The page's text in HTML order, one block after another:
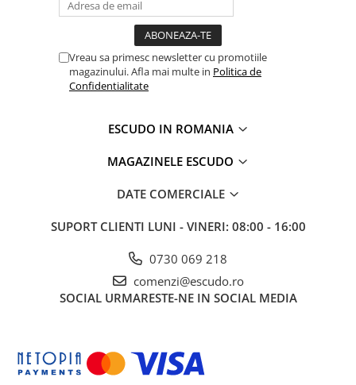
Vreau sa primesc newsletter cu promotiile
magazinului. Afla mai multe in Politica de
Confidentialitate
ESCUDO IN ROMANIA
MAGAZINELE ESCUDO
DATE COMERCIALE
SUPORT CLIENTI LUNI - VINERI: 08:00 - 16:00
0730 069 218
comenzi@escudo.ro
SOCIAL URMARESTE-NE IN SOCIAL MEDIA